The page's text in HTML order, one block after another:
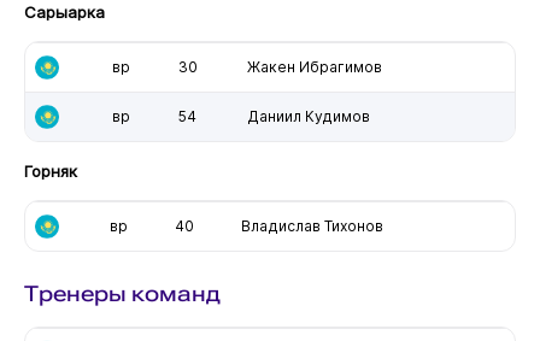
Сарыарка
вр 30 Жакен Ибрагимов
вр 54 Даниил Кудимов
Горняк
вр 40 Владислав Тихонов
Тренеры команд